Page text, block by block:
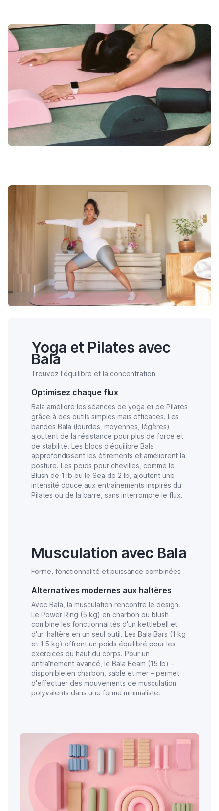
Yoga et Pilates avec
Bala
Trouvez l'équilibre et la concentration
Optimisez chaque flux
Bala améliore les séances de yoga et de Pilates
grâce à des outils simples mais efficaces. Les
bandes Bala (lourdes, moyennes, légères)
ajoutent de la résistance pour plus de force et
de stabilité. Les blocs d'équilibre Bala
approfondissent les étirements et améliorent la
posture. Les poids pour chevilles, comme le
Blush de 1 lb ou le Sea de 2 lb, ajoutent une
intensité douce aux entraînements inspirés du
Pilates ou de la barre, sans interrompre le flux.
Musculation avec Bala
Forme, fonctionnalité et puissance combinées
Alternatives modernes aux haltères
Avec Bala, la musculation rencontre le design.
Le Power Ring (5 kg) en charbon ou blush
combine les fonctionnalités d'un kettlebell et
d'un haltère en un seul outil. Les Bala Bars (1 kg
et 1,5 kg) offrent un poids équilibré pour les
exercices du haut du corps. Pour un
entraînement avancé, le Bala Beam (15 lb) –
disponible en charbon, sable et mer – permet
d'effectuer des mouvements de musculation
polyvalents dans une forme minimaliste.